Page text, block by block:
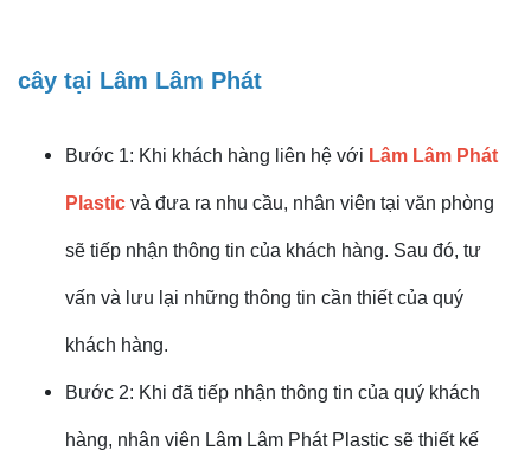
cây tại Lâm Lâm Phát
Bước 1: Khi khách hàng liên hệ với Lâm Lâm Phát
Plastic và đưa ra nhu cầu, nhân viên tại văn phòng
sẽ tiếp nhận thông tin của khách hàng. Sau đó, tư
vấn và lưu lại những thông tin cần thiết của quý
khách hàng.
Bước 2: Khi đã tiếp nhận thông tin của quý khách
hàng, nhân viên Lâm Lâm Phát Plastic sẽ thiết kế